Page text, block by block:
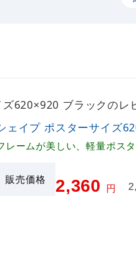
620×920 ブラックのレ
ェイプ ポスターサイズ
レームが美しい、軽量ポス
販売価格 2,360 円